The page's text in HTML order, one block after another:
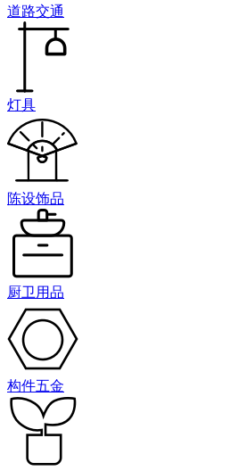
道路交通
灯具
陈设饰品
厨卫用品
构件五金